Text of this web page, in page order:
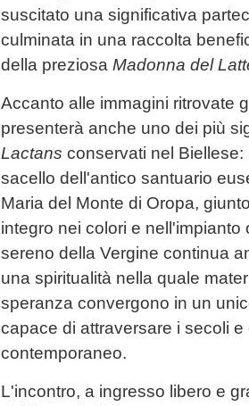
suscitato una significativa
culminata in una raccolta
della preziosa Madonna del
Accanto alle immagini ritrovate
presenterà anche uno dei più
Lactans conservati nel
sacello dell'antico santuario
Maria del Monte di Oropa,
integro nei colori e nell'impianto
sereno della Vergine continua
una spiritualità nella quale
speranza convergono in un
capace di attraversare i secoli
contemporaneo.
L'incontro, a ingresso libero e